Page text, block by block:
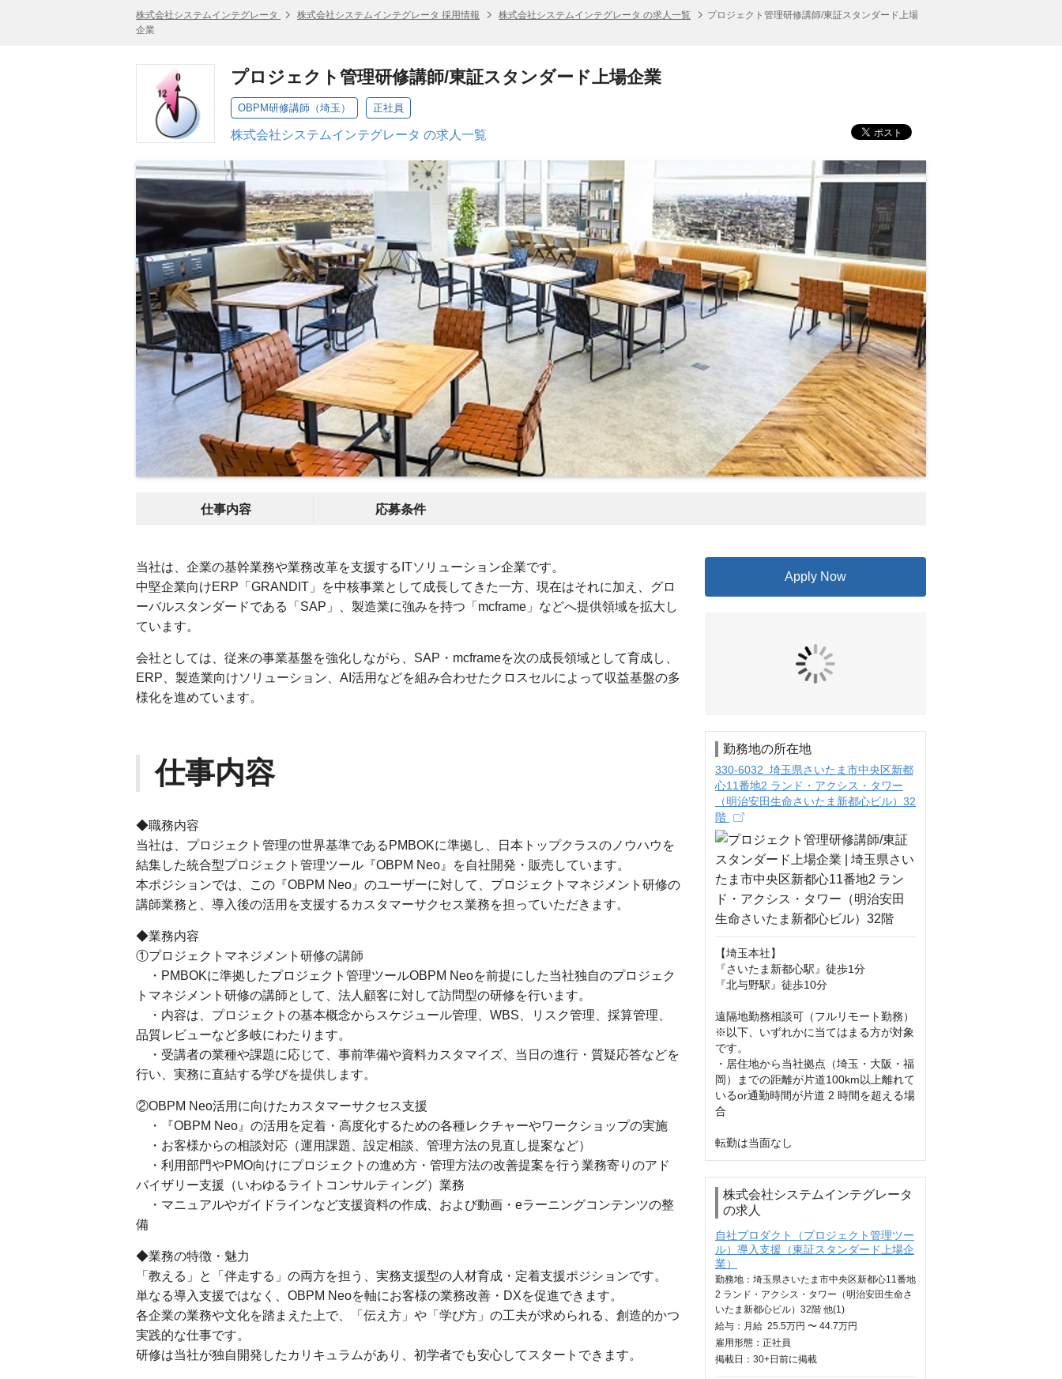
株式会社システムインテグレータ 株式会社システムインテグレータ 採用情報 株式会社システムインテグレータ の求人一覧
プロジェクト管理研修講師/東証スタンダード上場
企業
プロジェクト管理研修講師/東証スタンダード上場企業
OBPM研修講師（埼玉） 正社員
株式会社システムインテグレータ の求人一覧
仕事内容 応募条件
当社は、企業の基幹業務や業務改革を支援するITソリューション企業です。
中堅企業向けERP「GRANDIT」を中核事業として成長してきた一方、現在はそれに加え、グロ
ーバルスタンダードである「SAP」、製造業に強みを持つ「mcframe」などへ提供領域を拡大し
ています。
会社としては、従来の事業基盤を強化しながら、SAP・mcframeを次の成長領域として育成し、
ERP、製造業向けソリューション、AI活用などを組み合わせたクロスセルによって収益基盤の多
様化を進めています。
仕事内容
◆職務内容
当社は、プロジェクト管理の世界基準であるPMBOKに準拠し、日本トップクラスのノウハウを
結集した統合型プロジェクト管理ツール『OBPM Neo』を自社開発・販売しています。
本ポジションでは、この『OBPM Neo』のユーザーに対して、プロジェクトマネジメント研修の
講師業務と、導入後の活用を支援するカスタマーサクセス業務を担っていただきます。
◆業務内容
①プロジェクトマネジメント研修の講師
・PMBOKに準拠したプロジェクト管理ツールOBPM Neoを前提にした当社独自のプロジェク
トマネジメント研修の講師として、法人顧客に対して訪問型の研修を行います。
・内容は、プロジェクトの基本概念からスケジュール管理、WBS、リスク管理、採算管理、
品質レビューなど多岐にわたります。
・受講者の業種や課題に応じて、事前準備や資料カスタマイズ、当日の進行・質疑応答などを
行い、実務に直結する学びを提供します。
②OBPM Neo活用に向けたカスタマーサクセス支援
・『OBPM Neo』の活用を定着・高度化するための各種レクチャーやワークショップの実施
・お客様からの相談対応（運用課題、設定相談、管理方法の見直し提案など）
・利用部門やPMO向けにプロジェクトの進め方・管理方法の改善提案を行う業務寄りのアド
バイザリー支援（いわゆるライトコンサルティング）業務
・マニュアルやガイドラインなど支援資料の作成、および動画・eラーニングコンテンツの整
備
◆業務の特徴・魅力
「教える」と「伴走する」の両方を担う、実務支援型の人材育成・定着支援ポジションです。
単なる導入支援ではなく、OBPM Neoを軸にお客様の業務改善・DXを促進できます。
各企業の業務や文化を踏まえた上で、「伝え方」や「学び方」の工夫が求められる、創造的かつ
実践的な仕事です。
研修は当社が独自開発したカリキュラムがあり、初学者でも安心してスタートできます。
Apply Now
勤務地の所在地
330-6032 埼玉県さいたま市中央区新都
心11番地2 ランド・アクシス・タワー
（明治安田生命さいたま新都心ビル）32
階
【埼玉本社】
『さいたま新都心駅』徒歩1分
『北与野駅』徒歩10分
遠隔地勤務相談可（フルリモート勤務）
※以下、いずれかに当てはまる方が対象
です。
・居住地から当社拠点（埼玉・大阪・福
岡）までの距離が片道100km以上離れて
いるor通勤時間が片道 2 時間を超える場
合
転勤は当面なし
株式会社システムインテグレータ
の求人
自社プロダクト（プロジェクト管理ツー
ル）導入支援（東証スタンダード上場企
業）
勤務地：埼玉県さいたま市中央区新都心11番地
2 ランド・アクシス・タワー（明治安田生命さ
いたま新都心ビル）32階 他(1)
給与： 月給 25.5万円 〜 44.7万円
雇用形態：正社員
掲載日： 30+日 前に掲載